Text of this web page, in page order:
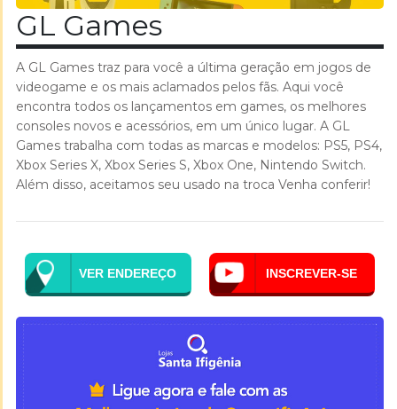
GL Games
A GL Games traz para você a última geração em jogos de
videogame e os mais aclamados pelos fãs. Aqui você
encontra todos os lançamentos em games, os melhores
consoles novos e acessórios, em um único lugar. A GL
Games trabalha com todas as marcas e modelos: PS5, PS4,
Xbox Series X, Xbox Series S, Xbox One, Nintendo Switch.
Além disso, aceitamos seu usado na troca Venha conferir!
VER ENDEREÇO INSCREVER-SE